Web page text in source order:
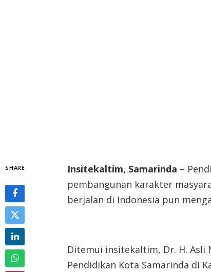
SHARE Insitekaltim, Samarinda –
pembangunan karakter
berjalan di Indonesia pun
Ditemui insitekaltim, Dr. H. Asli
Pendidikan Kota Samarinda di